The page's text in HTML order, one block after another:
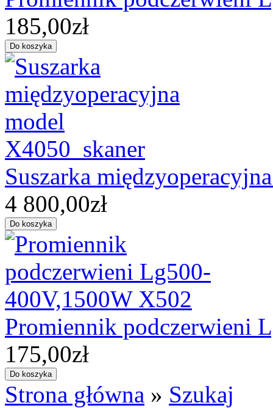
185,00zł
Suszarka
4 800,00zł
Promiennik podczerwieni
175,00zł
Strona główna » Szukaj